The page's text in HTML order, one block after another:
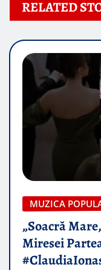
RELATED
MUZICA
„Soacră
Miresei